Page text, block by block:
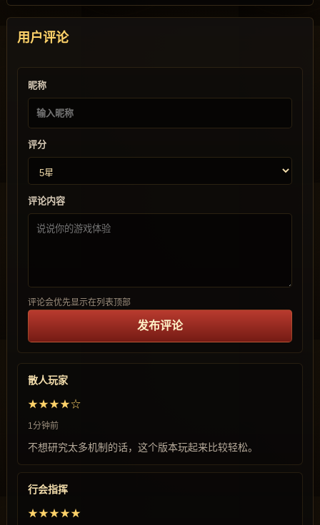
用户评论
昵称
评分
评论内容
评论会优先显示在列表顶部
发布评论
散人玩家
★★★★☆
1分钟前
不想研究太多机制的话，这个版本玩起来比较轻松。
行会指挥
★★★★★